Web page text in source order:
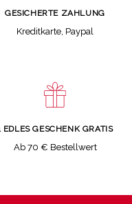
GESICHERTE ZAHLUNG
Kreditkarte, Paypal
EDLES GESCHENK GRATIS
Ab 70 € Bestellwert